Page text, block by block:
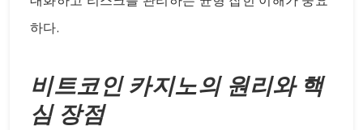
하다.
비트코인 카지노의 원리와 핵
심 장점